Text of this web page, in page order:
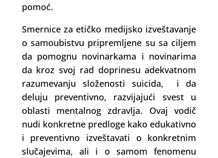
pomoć.
Smernice za etičko medijsko izveštavanje
o samoubistvu pripremljene su sa ciljem
da pomognu novinarkama i novinarima
da kroz svoj rad doprinesu adekvatnom
razumevanju složenosti suicida, i da
deluju preventivno, razvijajući svest u
oblasti mentalnog zdravlja. Ovaj vodič
nudi konkretne predloge kako edukativno
i preventivno izveštavati o konkretnim
slučajevima, ali i o samom fenomenu